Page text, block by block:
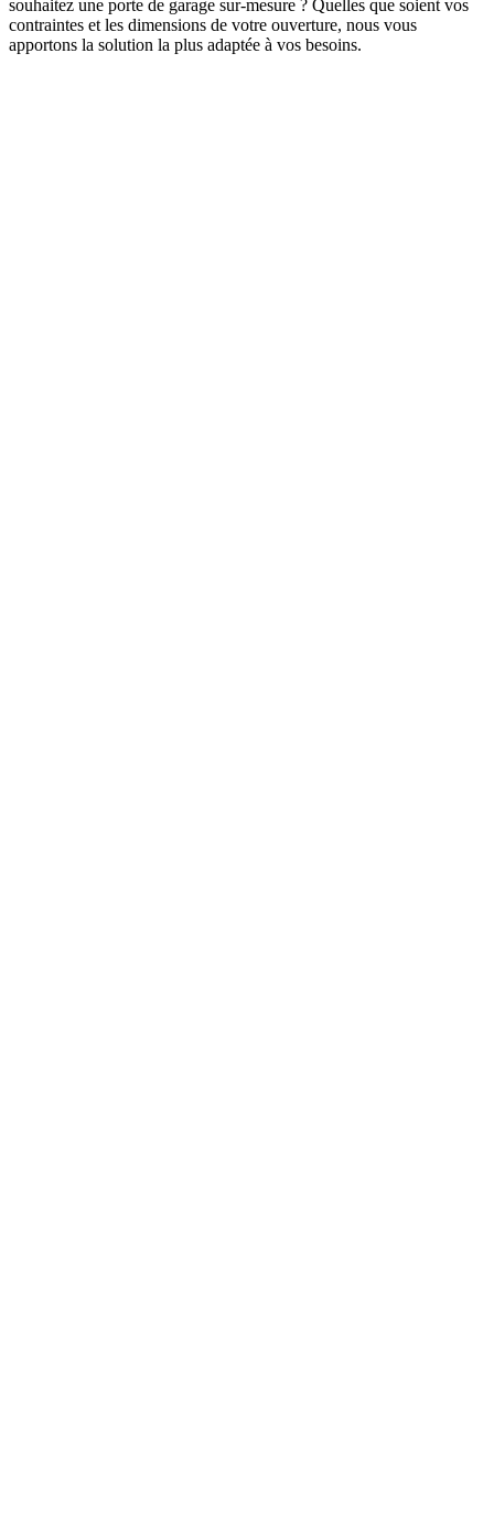
souhaitez une porte de garage sur-mesure ? Quelles que soient vos
contraintes et les dimensions de votre ouverture, nous vous
apportons la solution la plus adaptée à vos besoins.